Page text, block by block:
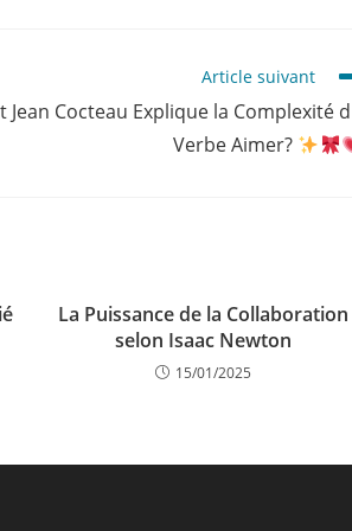
Article suivant
Jean Cocteau Explique la Complexité
Verbe Aimer?
La Puissance de la Collaboration
selon Isaac Newton
15/01/2025